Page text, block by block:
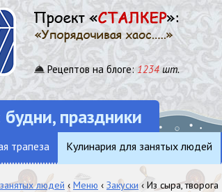
Рецептов на блоге: 1234 шт.
праздники
трапеза Кулинария для занятых людей
людей ‹ Меню ‹ Закуски ‹ Из сыра, творога